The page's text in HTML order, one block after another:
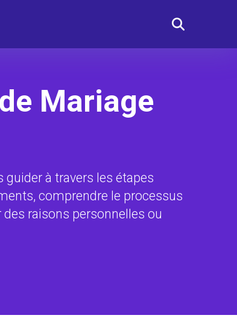
Mariage
à travers les étapes
comprendre le processus
raisons personnelles ou